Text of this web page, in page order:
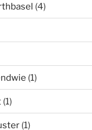
(4)
(1)
(1)
(1)